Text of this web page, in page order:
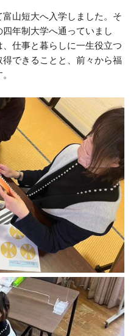
山短大へ入学しました。そ
年制大学へ通っていまし
仕事と暮らしに一生役立つ
できることと、前々から福